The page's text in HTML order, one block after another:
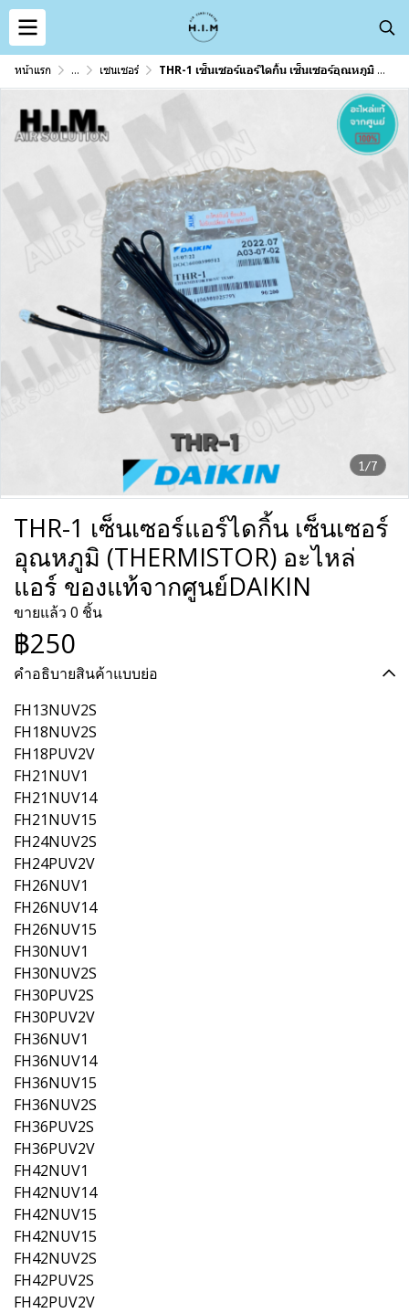
หน้าแรก ... เซนเซอร์ THR-1 เซ็นเซอร์แอร์ไดกิ้น เซ็นเซอร์อุณหภูมิ (THERMISTOR) อะไหล่แอร์ ของแท้จากศูนย์DAIKIN
1/7
THR-1 เซ็นเซอร์แอร์ไดกิ้น เซ็นเซอร์
อุณหภูมิ (THERMISTOR) อะไหล่
แอร์ ของแท้จากศูนย์DAIKIN
ขายแล้ว 0 ชิ้น
฿250
คำอธิบายสินค้าแบบย่อ
FH13NUV2S
FH18NUV2S
FH18PUV2V
FH21NUV1
FH21NUV14
FH21NUV15
FH24NUV2S
FH24PUV2V
FH26NUV1
FH26NUV14
FH26NUV15
FH30NUV1
FH30NUV2S
FH30PUV2S
FH30PUV2V
FH36NUV1
FH36NUV14
FH36NUV15
FH36NUV2S
FH36PUV2S
FH36PUV2V
FH42NUV1
FH42NUV14
FH42NUV15
FH42NUV15
FH42NUV2S
FH42PUV2S
FH42PUV2V